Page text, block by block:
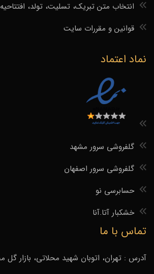
انتخاب متن تبریک، تسلیت، تولد، افتتاحیه
قوانین و مقررات سایت
نماد اعتماد
گلفروشی سرور مشهد
گلفروشی سرور اصفهان
حسابرسی نو
خشکبار آتا.آنا
تماس با ما